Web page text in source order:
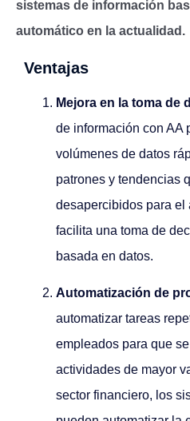
sistemas de información
automático en la actualidad.
Ventajas
Mejora en la toma de
de información con AA
volúmenes de datos
patrones y tendencias
desapercibidos para el
facilita una toma de
basada en datos.
Automatización de
automatizar tareas
empleados para que
actividades de mayor
sector financiero, los